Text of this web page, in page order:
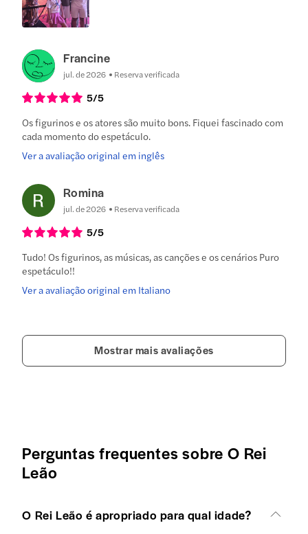
Francine
jul. de 2026 Reserva verificada
5/5
Os figurinos e os atores são muito bons. Fiquei fascinado com
cada momento do espetáculo.
Ver a avaliação original em inglês
Romina
jul. de 2026 Reserva verificada
5/5
Tudo! Os figurinos, as músicas, as canções e os cenários Puro
espetáculo!!
Ver a avaliação original em Italiano
Mostrar mais avaliações
Perguntas frequentes sobre O Rei
Leão
O Rei Leão é apropriado para qual idade?